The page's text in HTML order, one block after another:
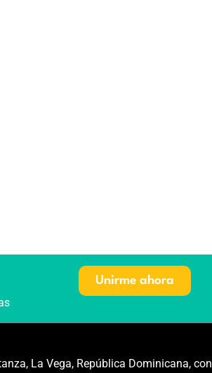
Unirme ahora
La Vega, República Dominicana, con